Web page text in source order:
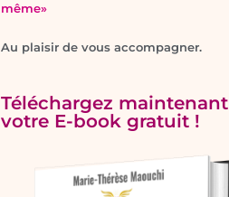
même»
Au plaisir de vous accompagner.
Téléchargez maintenant
votre E-book gratuit !